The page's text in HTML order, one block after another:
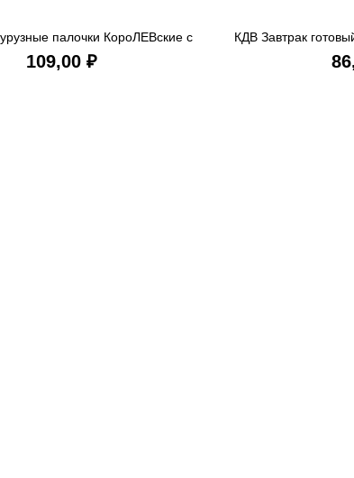
В КОРЗИНУ
палочки КороЛЕВские с
для девочек 60 гр
₽
КДВ Завтрак